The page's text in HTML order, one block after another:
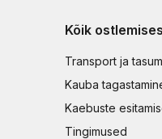
Kõik
Transport ja
Kauba
Kaebuste
Tingimused